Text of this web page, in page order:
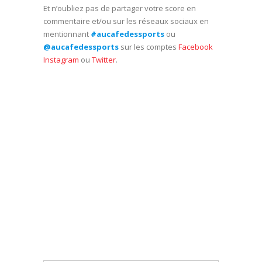
Et n’oubliez pas de partager votre score en
commentaire et/ou sur les réseaux sociaux en
mentionnant #aucafedessports ou
@aucafedessports sur les comptes Facebook
Instagram ou Twitter.